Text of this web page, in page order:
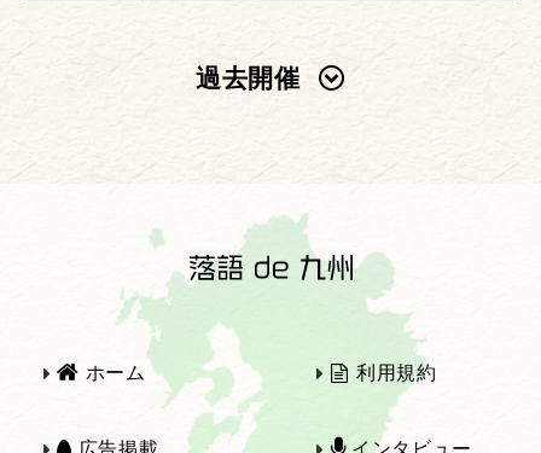
過去開催
2025年 2024年
2022年
2021年 2020年
2019年 2018年
ホーム 利用規約
広告掲載 インタビュー